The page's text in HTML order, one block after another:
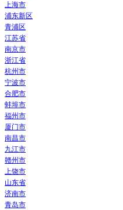
上海市
浦东新区
青浦区
江苏省
南京市
浙江省
杭州市
宁波市
合肥市
蚌埠市
福州市
厦门市
南昌市
九江市
赣州市
上饶市
山东省
济南市
青岛市